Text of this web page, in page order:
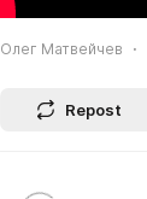
Олег Матвейчев
Repost